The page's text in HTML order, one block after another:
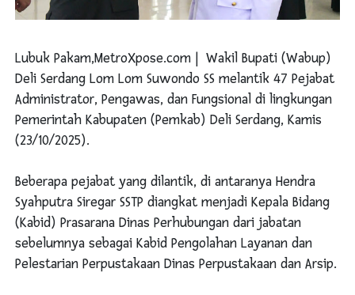
Lubuk Pakam,MetroXpose.com | Wakil Bupati (Wabup)
Deli Serdang Lom Lom Suwondo SS melantik 47 Pejabat
Administrator, Pengawas, dan Fungsional di lingkungan
Pemerintah Kabupaten (Pemkab) Deli Serdang, Kamis
(23/10/2025).
Beberapa pejabat yang dilantik, di antaranya Hendra
Syahputra Siregar SSTP diangkat menjadi Kepala Bidang
(Kabid) Prasarana Dinas Perhubungan dari jabatan
sebelumnya sebagai Kabid Pengolahan Layanan dan
Pelestarian Perpustakaan Dinas Perpustakaan dan Arsip.